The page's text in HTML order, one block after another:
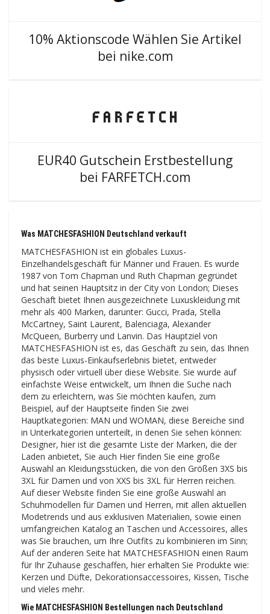
10% Aktionscode Wählen Sie Artikel
bei nike.com
EUR40 Gutschein Erstbestellung
bei FARFETCH.com
Was MATCHESFASHION Deutschland verkauft
MATCHESFASHION ist ein globales Luxus-
Einzelhandelsgeschäft für Männer und Frauen. Es wurde
1987 von Tom Chapman und Ruth Chapman gegründet
und hat seinen Hauptsitz in der City von London; Dieses
Geschäft bietet Ihnen ausgezeichnete Luxuskleidung mit
mehr als 400 Marken, darunter: Gucci, Prada, Stella
McCartney, Saint Laurent, Balenciaga, Alexander
McQueen, Burberry und Lanvin. Das Hauptziel von
MATCHESFASHION ist es, das Geschäft zu sein, das Ihnen
das beste Luxus-Einkaufserlebnis bietet, entweder
physisch oder virtuell über diese Website. Sie wurde auf
einfachste Weise entwickelt, um Ihnen die Suche nach
dem zu erleichtern, was Sie möchten kaufen, zum
Beispiel, auf der Hauptseite finden Sie zwei
Hauptkategorien: MAN und WOMAN, diese Bereiche sind
in Unterkategorien unterteilt, in denen Sie sehen können:
Designer, hier ist die gesamte Liste der Marken, die der
Laden anbietet, Sie auch Hier finden Sie eine große
Auswahl an Kleidungsstücken, die von den Größen 3XS bis
3XL für Damen und von XXS bis 3XL für Herren reichen.
Auf dieser Website finden Sie eine große Auswahl an
Schuhmodellen für Damen und Herren, mit allen aktuellen
Modetrends und aus exklusiven Materialien, sowie einen
umfangreichen Katalog an Taschen und Accessoires, alles
was Sie brauchen, um Ihre Outfits zu kombinieren im Sinn;
Auf der anderen Seite hat MATCHESFASHION einen Raum
für Ihr Zuhause geschaffen, hier erhalten Sie Produkte wie:
Kerzen und Düfte, Dekorationsaccessoires, Kissen, Tische
und vieles mehr.
Wie MATCHESFASHION Bestellungen nach Deutschland